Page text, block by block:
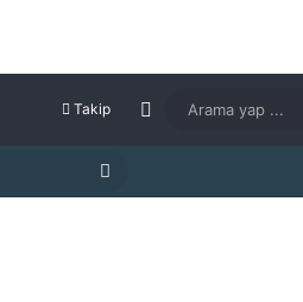
Takip Kenar Bölmesi
Arama